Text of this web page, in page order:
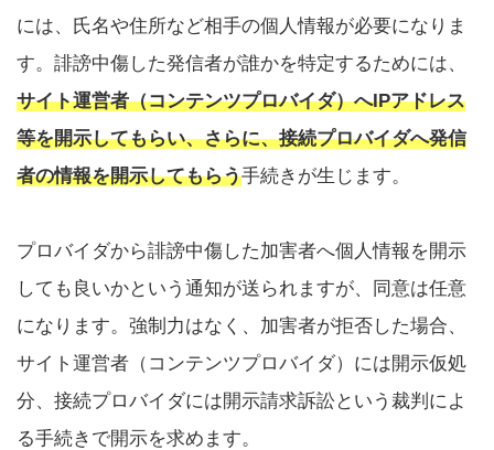
には、氏名や住所など相手の個人情報が必要になりま
す。誹謗中傷した発信者が誰かを特定するためには、
サイト運営者（コンテンツプロバイダ）へIPアドレス
等を開示してもらい、さらに、接続プロバイダへ発信
者の情報を開示してもらう手続きが生じます。
プロバイダから誹謗中傷した加害者へ個人情報を開示
しても良いかという通知が送られますが、同意は任意
になります。強制力はなく、加害者が拒否した場合、
サイト運営者（コンテンツプロバイダ）には開示仮処
分、接続プロバイダには開示請求訴訟という裁判によ
る手続きで開示を求めます。